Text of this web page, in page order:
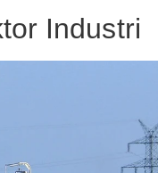
Industri